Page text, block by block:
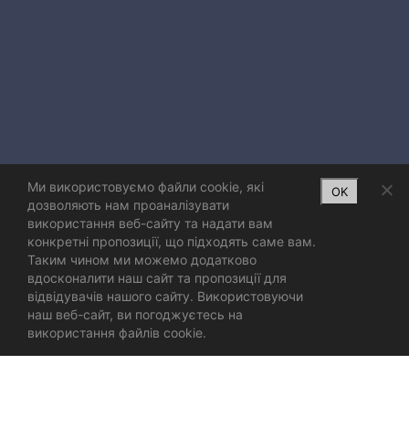
Ми використовуємо файли cookie, які
дозволяють нам проаналізувати
використання веб-сайту та надати вам
конкретні пропозиції, що підходять саме вам.
Таким чином ми можемо додатково
вдосконалити наш сайт та пропозиції для
відвідувачів нашого сайту. Використовуючи
наш веб-сайт, ви погоджуєтесь на
використання файлів cookie.
OK